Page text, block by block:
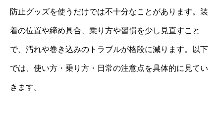
防止グッズを使うだけでは不十分なことがあります。装
着の位置や締め具合、乗り方や習慣を少し見直すこと
で、汚れや巻き込みのトラブルが格段に減ります。以下
では、使い方・乗り方・日常の注意点を具体的に見てい
きます。